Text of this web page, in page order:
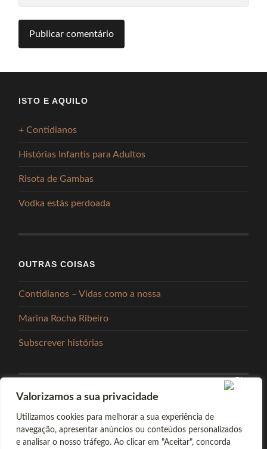
Valorizamos a sua privacidade
Utilizamos cookies para melhorar a sua experiência de
navegação, apresentar anúncios ou conteúdos personalizados
e analisar o nosso tráfego. Ao clicar em "Aceitar", concorda
ISTO E AQUILO
+ Contidianos
Histórias Infantis para Adultos
Risota de Gambas
Vodka estás perdoada
OUTRAS COISAS
Contidianos – Vidas como a nossa
Marina Rocha Ribeiro
Subscrever histórias